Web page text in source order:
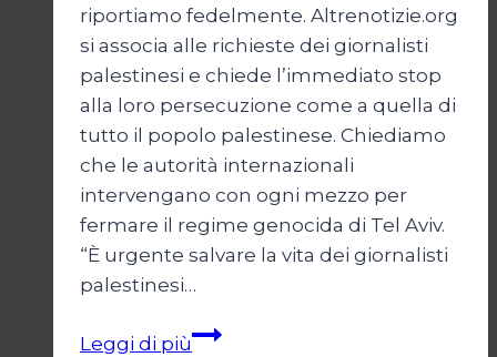
riportiamo fedelmente. Altrenotizie.org
si associa alle richieste dei giornalisti
palestinesi e chiede l’immediato stop
alla loro persecuzione come a quella di
tutto il popolo palestinese. Chiediamo
che le autorità internazionali
intervengano con ogni mezzo per
fermare il regime genocida di Tel Aviv.
“È urgente salvare la vita dei giornalisti
palestinesi…
Leggi di piùGiornalisti,